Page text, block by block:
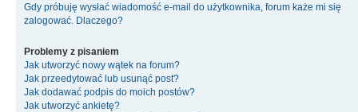
Gdy próbuję wysłać wiadomość e-mail do użytkownika, forum każe mi się
zalogować. Dlaczego?
Problemy z pisaniem
Jak utworzyć nowy wątek na forum?
Jak przeedytować lub usunąć post?
Jak dodawać podpis do moich postów?
Jak utworzyć ankietę?